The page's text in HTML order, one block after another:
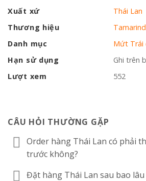
Xuất xứ
Thái Lan
Thương hiệu
Danh mục
Mứt Trái
Hạn sử dụng
Ghi trên
Lượt xem
552
CÂU HỎI THƯỜNG GẶP
Order hàng Thái Lan có phải
trước không?
Đặt hàng Thái Lan sau bao